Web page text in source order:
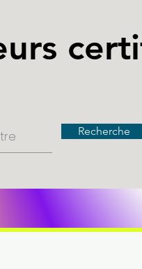
Recherche